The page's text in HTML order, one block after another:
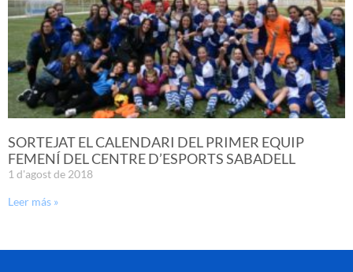
SORTEJAT EL CALENDARI DEL PRIMER EQUIP
FEMENÍ DEL CENTRE D’ESPORTS SABADELL
1 d'agost de 2018
Leer más »